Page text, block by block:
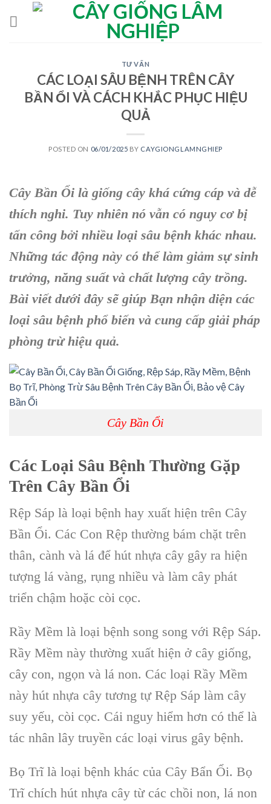
TƯ VẤN
CÁC LOẠI SÂU BỆNH TRÊN CÂY
BẦN ỔI VÀ CÁCH KHẮC PHỤC HIỆU
QUẢ
POSTED ON 06/01/2025 BY CAYGIONGLAMNGHIEP
Cây Bần Ổi là giống cây khá cứng cáp và dễ
thích nghi. Tuy nhiên nó vẫn có nguy cơ bị
tấn công bởi nhiều loại sâu bệnh khác nhau.
Những tác động này có thể làm giảm sự sinh
trưởng, năng suất và chất lượng cây trồng.
Bài viết dưới đây sẽ giúp Bạn nhận diện các
loại sâu bệnh phổ biến và cung cấp giải pháp
phòng trừ hiệu quả.
Cây Bần Ổi
Các Loại Sâu Bệnh Thường Gặp
Trên Cây Bần Ổi
Rệp Sáp là loại bệnh hay xuất hiện trên Cây
Bần Ổi. Các Con Rệp thường bám chặt trên
thân, cành và lá để hút nhựa cây gây ra hiện
tượng lá vàng, rụng nhiều và làm cây phát
triển chậm hoặc còi cọc.
Rầy Mềm là loại bệnh song song với Rệp Sáp.
Rầy Mềm này thường xuất hiện ở cây giống,
cây con, ngọn và lá non. Các loại Rầy Mềm
này hút nhựa cây tương tự Rệp Sáp làm cây
suy yếu, còi cọc. Cái nguy hiểm hơn có thể là
tác nhân lây truyền các loại virus gây bệnh.
Bọ Trĩ là loại bệnh khác của Cây Bẩn Ổi. Bọ
Trĩ chích hút nhựa cây từ các chồi non, lá non